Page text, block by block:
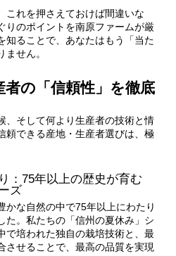
これを押さえておけば間違いな
りのポイントを南原ファームが厳
知ることで、あなたはもう「当た
せん。
者の「信頼性」を徹底
、そして何より生産者の技術と情
頼できる産地・生産者選びは、極
：75年以上の歴史が育む
ズ
かな自然の中で75年以上にわたり
た。私たちの「信州の夏休み」シ
で培われた独自の栽培技術と、最
させることで、最高の品質を実現